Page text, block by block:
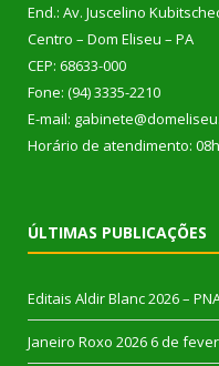
End.: Av. Juscelino
Centro – Dom Eliseu – PA
CEP: 68633-000
Fone: (94) 3335-2210
E-mail:
Horário de atendimento:
ÚLTIMAS PUBLICAÇÕES
Editais Aldir Blanc 2026 –
Janeiro Roxo 2026 6 de